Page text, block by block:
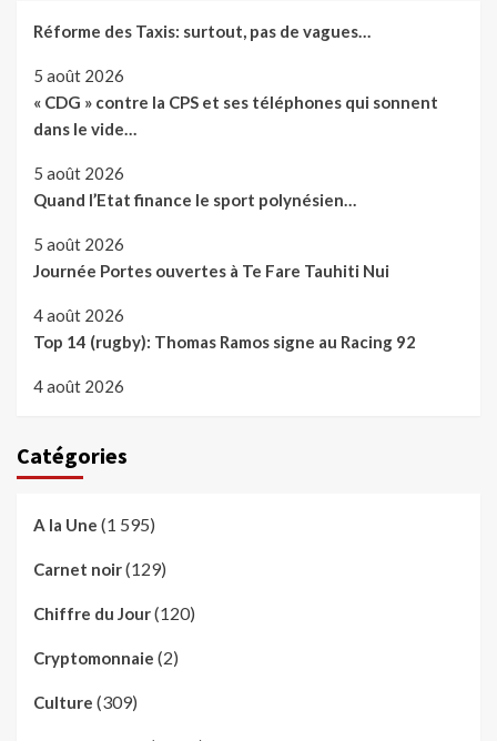
Réforme des Taxis: surtout, pas de vagues…
5 août 2026
« CDG » contre la CPS et ses téléphones qui sonnent
dans le vide…
5 août 2026
Quand l’Etat finance le sport polynésien…
5 août 2026
Journée Portes ouvertes à Te Fare Tauhiti Nui
4 août 2026
Top 14 (rugby): Thomas Ramos signe au Racing 92
4 août 2026
Catégories
A la Une (1 595)
Carnet noir(129)
Chiffre du Jour(120)
Cryptomonnaie (2)
Culture (309)